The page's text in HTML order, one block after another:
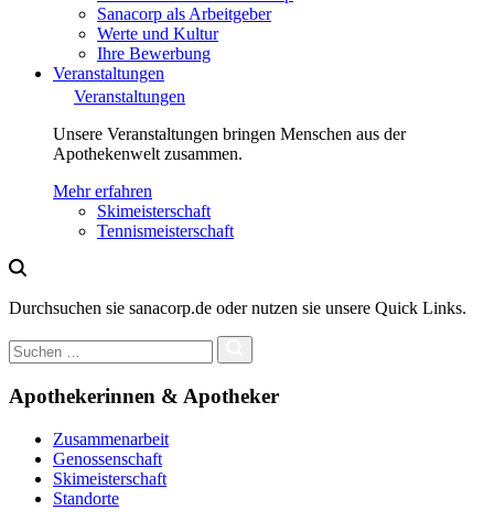
Sanacorp als Arbeitgeber
Werte und Kultur
Ihre Bewerbung
Veranstaltungen
Veranstaltungen
Unsere Veranstaltungen bringen Menschen aus der
Apothekenwelt zusammen.
Mehr erfahren
Skimeisterschaft
Tennismeisterschaft
Durchsuchen sie sanacorp.de oder nutzen sie unsere Quick Links.
Apothekerinnen & Apotheker
Zusammenarbeit
Genossenschaft
Skimeisterschaft
Standorte